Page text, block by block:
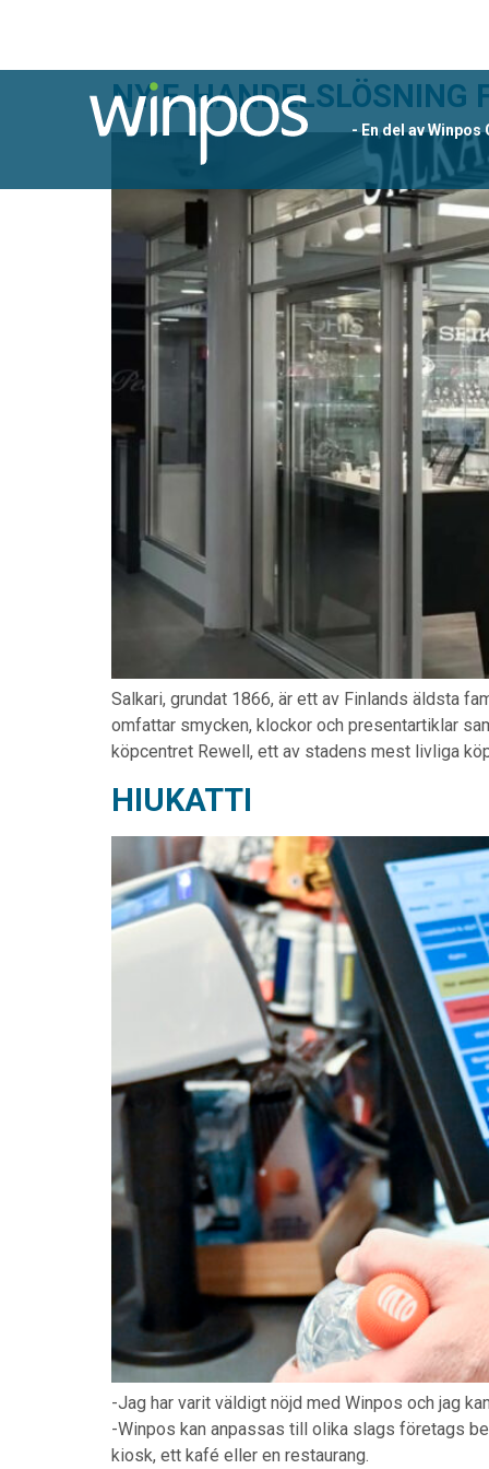
- En del av Winpos
NY E-HANDELSLÖSNING
Salkari, grundat 1866, är ett av Finlands äldsta
omfattar smycken, klockor och presentartiklar
köpcentret Rewell, ett av stadens mest livliga
HIUKATTI
-Jag har varit väldigt nöjd med Winpos och jag
-Winpos kan anpassas till olika slags företags
kiosk, ett kafé eller en restaurang.